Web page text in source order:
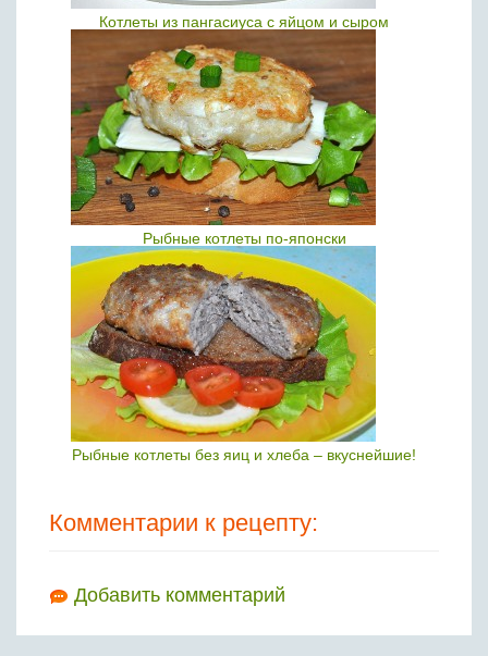
Котлеты из пангасиуса с яйцом и сыром
Рыбные котлеты по-японски
Рыбные котлеты без яиц и хлеба – вкуснейшие!
Комментарии к рецепту:
Добавить комментарий